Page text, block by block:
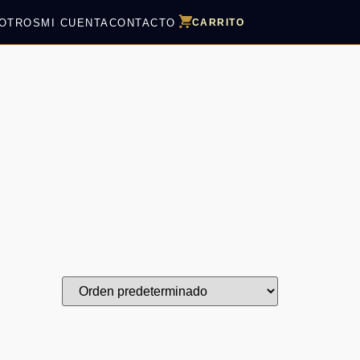
MI CUENTACONTACTO CARRITO